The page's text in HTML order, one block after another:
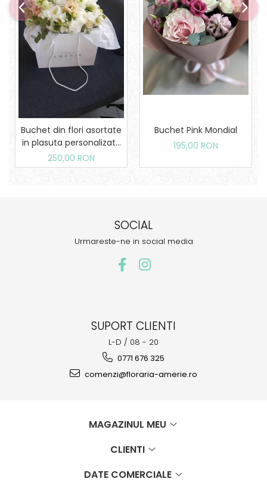
Buchet din flori asortate
in plasuta personalizata
Amerie
250,00 RON
Buchet Pink Mondial
195,00 RON
SOCIAL
Urmareste-ne in social media
SUPORT CLIENTI
L-D / 08 - 20
0771 676 325
comenzi@floraria-amerie.ro
MAGAZINUL MEU
CLIENTI
DATE COMERCIALE